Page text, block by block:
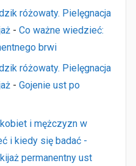
różowaty. Pielęgnacja
- Co ważne wiedzieć:
brwi
różowaty. Pielęgnacja
- Gojenie ust po
i mężczyzn w
i kiedy się badać -
permanentny ust